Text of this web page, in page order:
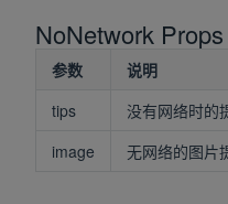
NoNetwork Props
参数
说明
tips
没有网络时的
image
无网络的图片